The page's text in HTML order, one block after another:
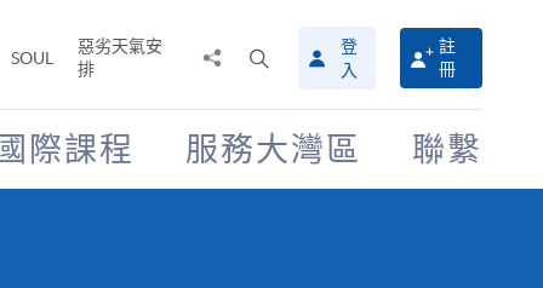
SOUL
惡劣天氣安
排
搜
尋
介
面
登
入
註
冊
際課程 服務大灣區 聯繫